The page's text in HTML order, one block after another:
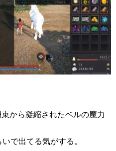
から凝縮されたベルの魔力
で出てる気がする。